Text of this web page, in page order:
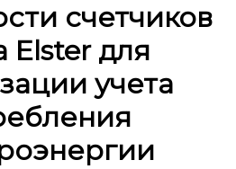
счетчиков
Elster для
учета